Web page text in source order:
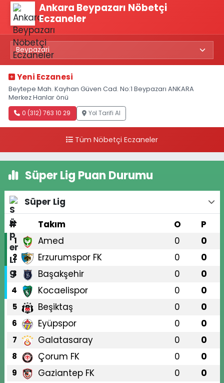
Ankara Beypazarı Nöbetçi
Eczaneler
Yeni Eczanesi
Beytepe Mah. Kayhan Güven Cad. No:1 Beypazarı ANKARA
Merkez Hanlar önü
0 (312) 763 10 29 Yol Tarifi Al
Tüm Nöbetçi Eczaneler
Süper Lig Puan Durumu
Süper Lig
#
Takım O P
1 Amed 0 0
2 Erzurumspor FK 0 0
3 Başakşehir 0 0
4 Kocaelispor 0 0
5 Beşiktaş 0 0
6 Eyüpspor 0 0
7 Galatasaray 0 0
8 Çorum FK 0 0
9 Gaziantep FK 0 0